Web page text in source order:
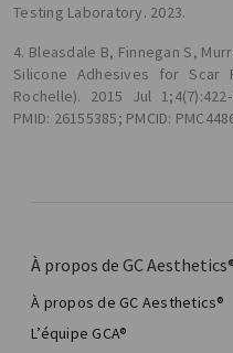
Testing Laboratory. 2023.
4. Bleasdale B, Finnegan S,
Silicone Adhesives for Scar
Rochelle). 2015 Jul
PMID: 26155385; PMCID:
À propos de GC
À propos de GC Aesthetics®
L’équipe GCA®